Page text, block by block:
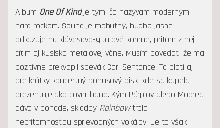
Album One Of Kindje tým, čo nazývam moderným
hard rockom. Sound je mohutný, hudba jasne
odkazuje na klávesovo-gitarové korene, pritom z nej
cítim aj kusisko metalovej vône. Musím povedať, že ma
pozitívne prekvapil spevák Carl Sentance. To platí aj
pre krátky koncertný bonusový disk, kde sa kapela
prezentuje ako cover band. Kým Párplov alebo Moorea
dáva v pohode, skladby Rainbowtrpia
neprítomnosťou sprievodných vokálov. Je to však